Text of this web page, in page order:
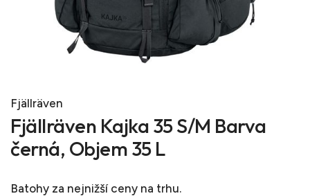
Fjällräven
Fjällräven Kajka 35 S/M Barva
černá, Objem 35 L
Batohy za nejnižší ceny na trhu.